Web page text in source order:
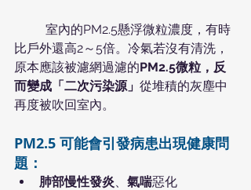
比戶外還高2～5倍。冷氣若沒有清洗，
原本應該被濾網過濾的PM2.5微粒，反
而變成「二次污染源」 從堆積的灰塵中
再度被吹回室內。
PM2.5 可能會引發病患出現健康問
題：
肺部慢性發炎、 氣喘惡化